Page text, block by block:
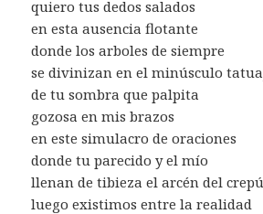
quiero tus dedos salados
en esta ausencia flotante
donde los arboles de siempre
se divinizan en el minúsculo
de tu sombra que palpita
gozosa en mis brazos
en este simulacro de oraciones
donde tu parecido y el mío
llenan de tibieza el arcén del
luego existimos entre la realidad